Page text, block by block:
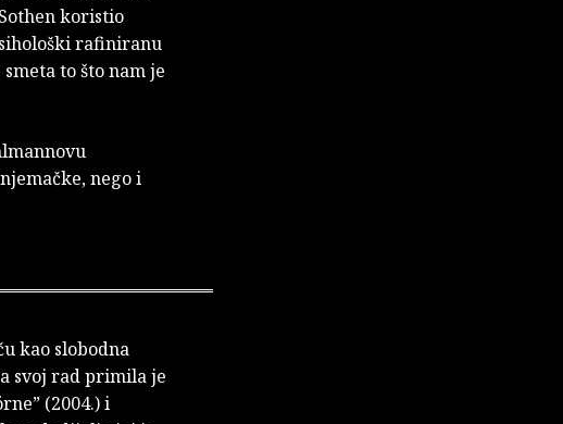
koristio
rafiniranu
to što nam je
nego i
kao slobodna
svoj rad primila je
(2004.) i